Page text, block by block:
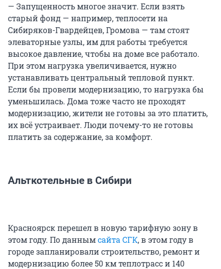
— Запущенность многое значит. Если взять
старый фонд — например, теплосети на
Сибиряков-Гвардейцев, Громова — там стоят
элеваторные узлы, им для работы требуется
высокое давление, чтобы на доме все работало.
При этом нагрузка увеличивается, нужно
устанавливать центральный тепловой пункт.
Если бы провели модернизацию, то нагрузка бы
уменьшилась. Дома тоже часто не проходят
модернизацию, жители не готовы за это платить,
их всё устраивает. Люди почему-то не готовы
платить за содержание, за комфорт.
Альткотельные в Сибири
Красноярск перешел в новую тарифную зону в
этом году. По даннымсайта СГК, в этом году в
городе запланировали строительство, ремонт и
модернизацию более 50 км теплотрасс и 140